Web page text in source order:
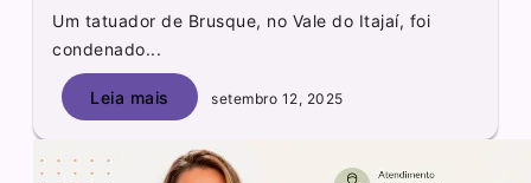
Um tatuador de Brusque, no Vale do Itajaí, foi
condenado...
Leia mais setembro 12, 2025